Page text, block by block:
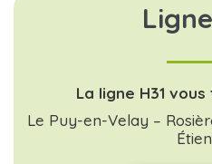
La ligne H31
Le Puy-en-Velay –